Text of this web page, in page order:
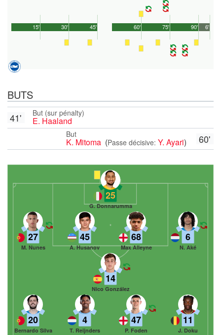
45'
15' 30' 90'
60' 75' 6'
BUTS
But (sur pénalty)
E. Haaland
41'
60'
But
K. Mitoma (Passe décisive: Y. Ayari)
25
G. Donnarumma
6
N. Aké
68
Max Alleyne
45
A. Husanov
27
M. Nunes
14
Nico González
11
J. Doku
47
P. Foden
4
T. Reijnders
20
Bernardo Silva